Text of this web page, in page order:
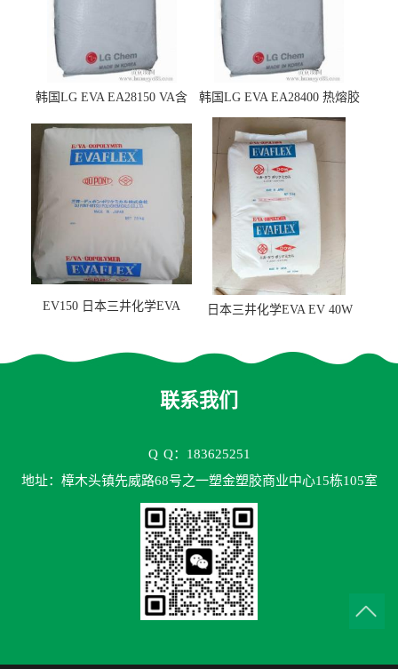
韩国LG EVA EA28150 VA含
韩国LG EVA EA28400 热熔胶
级 VA含量28 熔指400
EV150 日本三井化学EVA
日本三井化学EVA EV 40W
联系我们
Q Q：183625251
地址：樟木头镇先威路68号之一塑金塑胶商业中心15栋105室